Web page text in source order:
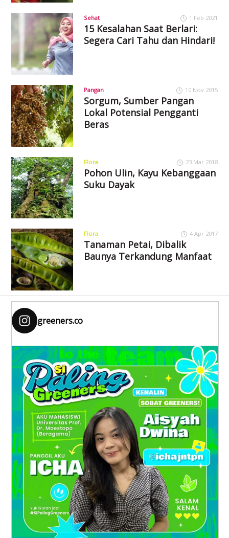
Sehat 1 Feb 2021
15 Kesalahan Saat Berlari:
Segera Cari Tahu dan Hindari!
Pangan 10 Nov 2015
Sorgum, Sumber Pangan
Lokal Potensial Pengganti
Beras
Flora 23 Mar 2018
Pohon Ulin, Kayu Kebanggaan
Suku Dayak
Flora 4 Apr 2017
Tanaman Petai, Dibalik
Baunya Terkandung Manfaat
greeners.co